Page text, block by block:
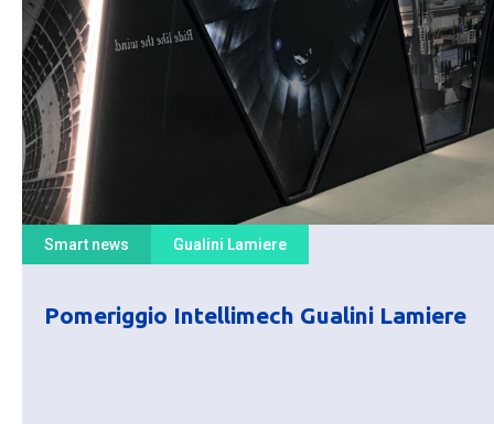
Smart news Gualini Lamiere
Pomeriggio Intellimech Gualini Lamiere